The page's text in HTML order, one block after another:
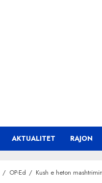
AKTUALITET RAJON
OP-Ed Kush e heton